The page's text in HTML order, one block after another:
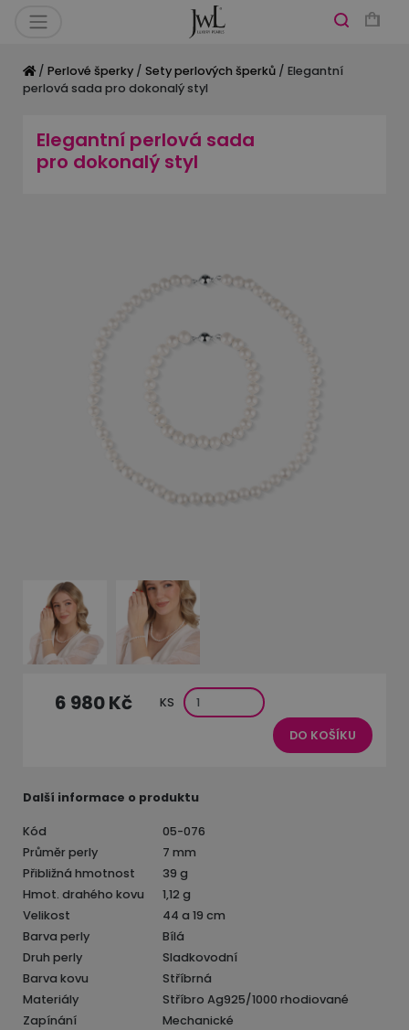
/ Perlové šperky / Sety perlových šperků / Elegantní
perlová sada pro dokonalý styl
Elegantní perlová sada
pro dokonalý styl
6 980 Kč KS
DO KOŠÍKU
Další informace o produktu
Kód
05-076
Průměr perly
7 mm
Přibližná hmotnost
39 g
Hmot. drahého kovu
1,12 g
Velikost
44 a 19 cm
Barva perly
Bílá
Druh perly
Sladkovodní
Barva kovu
Stříbrná
Materiály
Stříbro Ag925/1000 rhodiované
Zapínání
Mechanické